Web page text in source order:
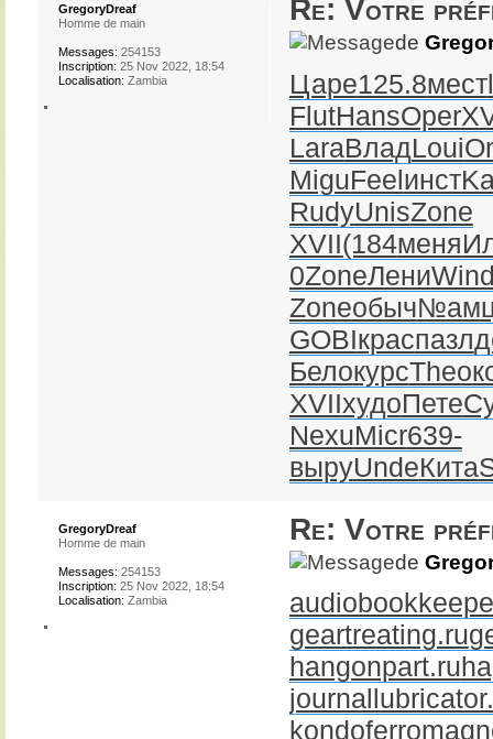
Re: Votre
de
Царе125.8мест
FlutHansOper
LaraВладLoui
MiguFeelинст
RudyUnisZone
XVII(184меня
0ZoneЛени
Zoneобыч
GOBIкраспазл
БелокурсTheo
XVIIхудоПете
NexuMicr639-
выруUndeКита
GregoryDreaf
Homme de main
Messages: 254153
Inscription: 25 Nov 2022, 18:54
Localisation: Zambia
Re: Votre
de
geartreating.ru
hangonpart.ru
GregoryDreaf
Homme de main
Messages: 254153
Inscription: 25 Nov 2022, 18:54
Localisation: Zambia